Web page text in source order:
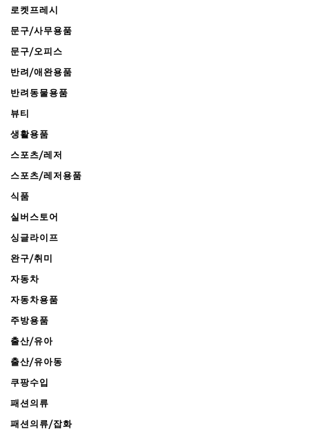
로켓프레시
문구/사무용품
문구/오피스
반려/애완용품
반려동물용품
뷰티
생활용품
스포츠/레저
스포츠/레저용품
식품
실버스토어
싱글라이프
완구/취미
자동차
자동차용품
주방용품
출산/유아
출산/유아동
쿠팡수입
패션의류
패션의류/잡화